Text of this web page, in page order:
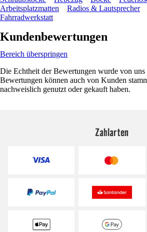
Arbeitsplatzmatten
Radios & Lautsprecher
Fahrradwerkstatt
Kundenbewertungen
Bereich überspringen
Die Echtheit der Bewertungen wurde von
Bewertungen können auch von Kunden
nachweislich genutzt oder gekauft haben.
Zahlarten